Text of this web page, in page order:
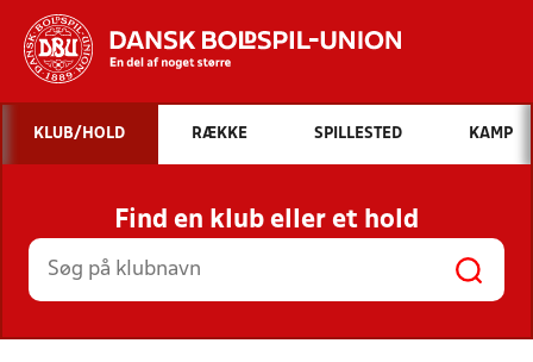
Hvad vil du søge efter?
INDHOLD OG NYHEDER
STILLINGER, RESULTATER, KLUBBER OG
HOLD
KLUB/HOLD RÆKKE SPILLESTED KAMP
Find en klub eller et hold